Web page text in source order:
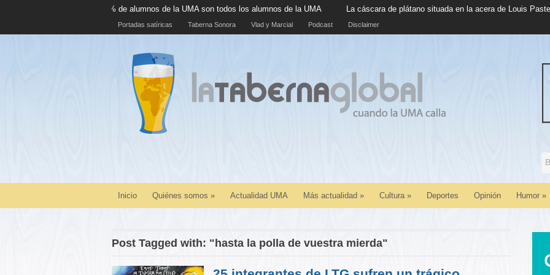
El 100% de alumnos de la UMA son todos los alumnos de la UMA La cáscara de plátano situada en la acera de Louis Pasteur cumple
Portadas satíricas Taberna Sonora Vlad y Marcial Podcast Disclaimer
Inicio Quiénes somos » Actualidad UMA Más actualidad » Cultura» Deportes Opinión Humor »
Post Tagged with: "hasta la polla de vuestra mierda"